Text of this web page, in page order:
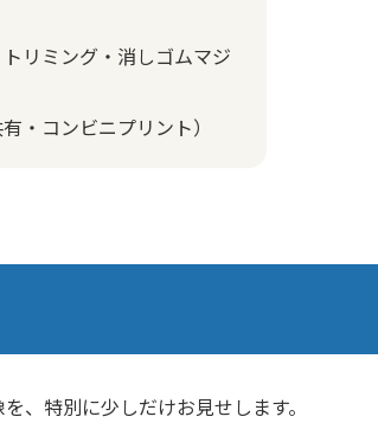
リミング・消しゴムマジ
・コンビニプリント）
、特別に少しだけお見せします。